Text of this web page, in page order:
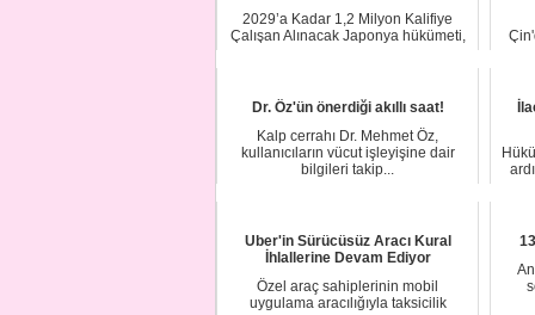
2029’a Kadar 1,2 Milyon Kalifiye
Çalışan Alınacak Japonya hükümeti,
Dr. Öz'ün önerdiği akıllı saat!
Kalp cerrahı Dr. Mehmet Öz,
kullanıcıların vücut işleyişine dair
bilgileri takip...
Uber'in Sürücüsüz Aracı Kural
İhlallerine Devam Ediyor
Özel araç sahiplerinin mobil
uygulama aracılığıyla taksicilik